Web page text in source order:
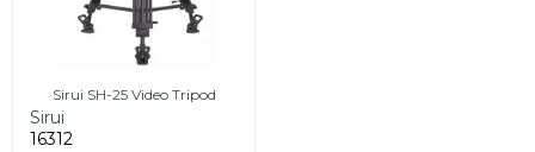
Sirui SH-25 Video Tripod
Sirui
16312